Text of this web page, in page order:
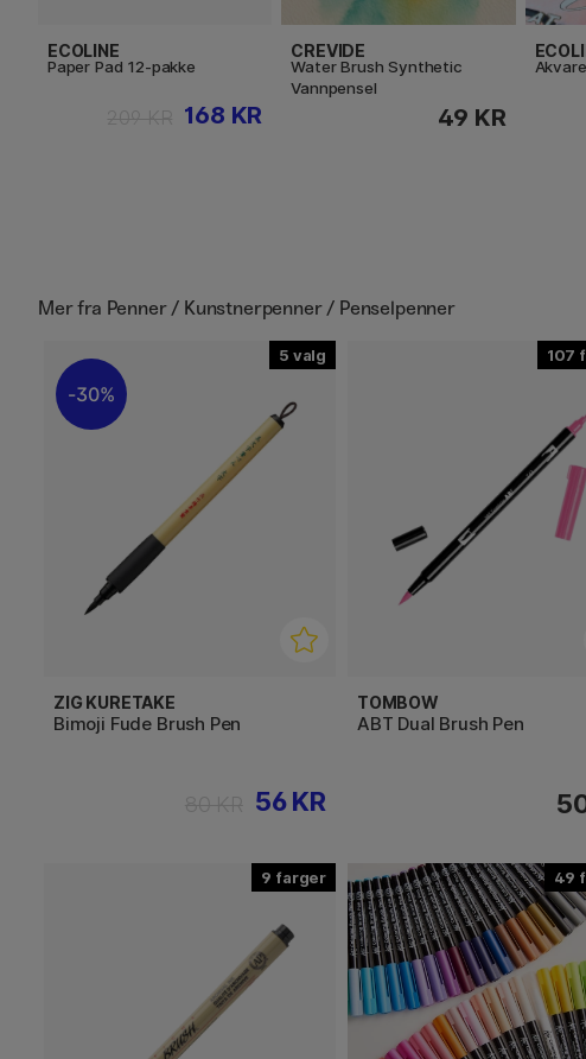
ECOLINE
Paper Pad 12-pakke
168 KR
CREVIDE
Water Brush Synthetic
Vannpensel
49 KR
Mer fra Penner / Kunstnerpenner / Penselpenner
5
30%
ZIG KURETAKE
Bimoji Fude Brush Pen
56 KR
107
TOMBOW
ABT Dual Brush Pen
50
9 49